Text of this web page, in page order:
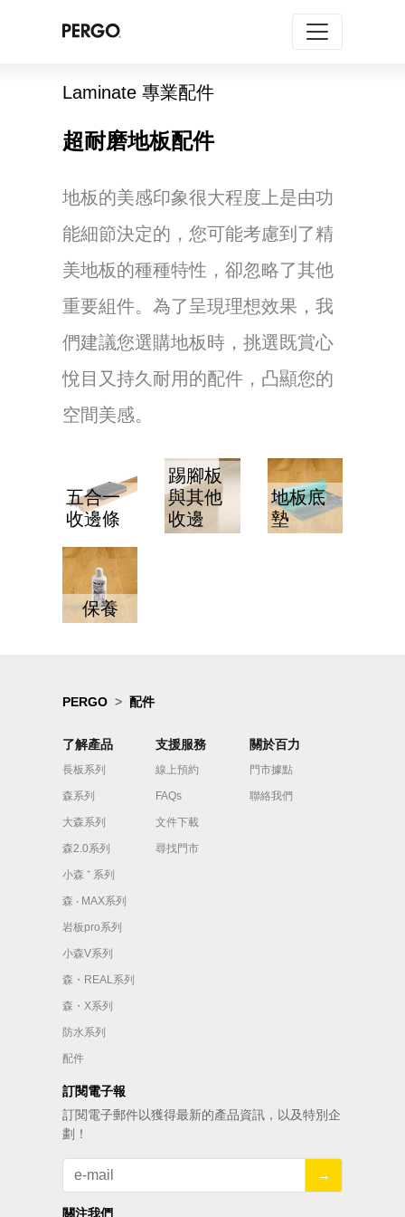
Laminate 專業配件
超耐磨地板配件
地板的美感印象很大程度上是由功
能細節決定的，您可能考慮到了精
美地板的種種特性，卻忽略了其他
重要組件。為了呈現理想效果，我
們建議您選購地板時，挑選既賞心
悅目又持久耐用的配件，凸顯您的
空間美感。
五合一
收邊條
踢腳板
與其他
收邊
地板底
墊
保養
PERGO 配件
了解產品
長板系列
森系列
大森系列
森2.0系列
小森 ⁺ 系列
森 ‧ MAX系列
岩板pro系列
小森V系列
森・REAL系列
森・X系列
防水系列
配件
支援服務
線上預約
FAQs
文件下載
尋找門市
關於百力
門市據點
聯絡我們
訂閱電子報
訂閱電⼦郵件以獲得最新的產品資訊，以及特別企
劃！
→
關注我們